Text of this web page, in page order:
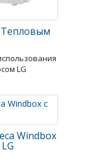
Тепловым
LG
Windbox